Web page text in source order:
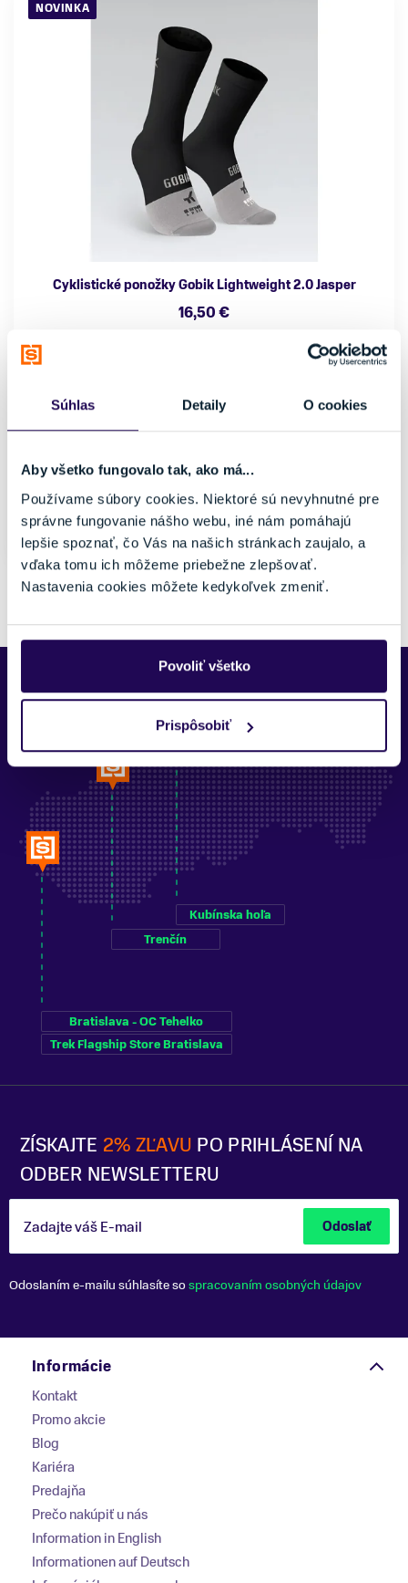
Súhlas Detaily O cookies
Aby všetko fungovalo tak, ako má...
Používame súbory cookies. Niektoré sú nevyhnutné pre
správne fungovanie nášho webu, iné nám pomáhajú
lepšie spoznať, čo Vás na našich stránkach zaujalo, a
vďaka tomu ich môžeme priebežne zlepšovať.
Nastavenia cookies môžete kedykoľvek zmeniť.
Povoliť všetko
Prispôsobiť
NOVINKA
Cyklistické ponožky Gobik Lightweight 2.0 Jasper
16,50 €
Farba
Čierna
Gobik
S
L
Skladom - Ihneď k odberu
Pozreli ste si 1 z 1 produktov.
ZÍSKAJTE 2% ZĽAVU PO PRIHLÁSENÍ NA
ODBER NEWSLETTERU
Zadajte váš E-mail Odoslať
Odoslaním e-mailu súhlasíte sospracovaním osobných údajov
Predajne Najšport
Bratislava - OC Tehelko
Trek Flagship Store Bratislava
Trenčín
Kubínska hoľa
Informácie
Kontakt
Promo akcie
Blog
Kariéra
Predajňa
Prečo nakúpiť u nás
Information in English
Informationen auf Deutsch